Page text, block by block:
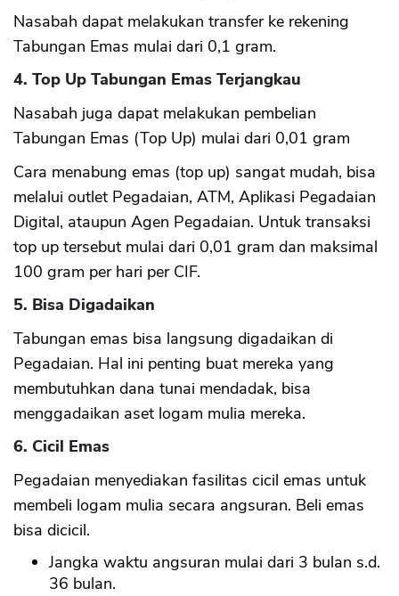
Nasabah dapat melakukan transfer ke rekening
Tabungan Emas mulai dari 0,1 gram.
4. Top Up Tabungan Emas Terjangkau
Nasabah juga dapat melakukan pembelian
Tabungan Emas (Top Up) mulai dari 0,01 gram
Cara menabung emas (top up) sangat mudah, bisa
melalui outlet Pegadaian, ATM, Aplikasi Pegadaian
Digital, ataupun Agen Pegadaian. Untuk transaksi
top up tersebut mulai dari 0,01 gram dan maksimal
100 gram per hari per CIF.
5. Bisa Digadaikan
Tabungan emas bisa langsung digadaikan di
Pegadaian. Hal ini penting buat mereka yang
membutuhkan dana tunai mendadak, bisa
menggadaikan aset logam mulia mereka.
6. Cicil Emas
Pegadaian menyediakan fasilitas cicil emas untuk
membeli logam mulia secara angsuran. Beli emas
bisa dicicil.
Jangka waktu angsuran mulai dari 3 bulan s.d.
36 bulan.